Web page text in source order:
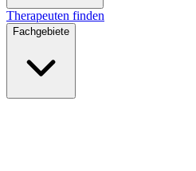
Therapeuten finden
Fachgebiete